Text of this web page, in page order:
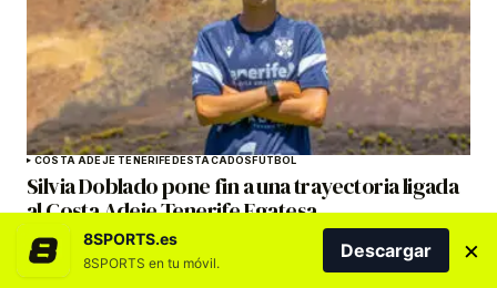
COSTA ADEJE TENERIFEDESTACADOSFÚTBOL
Silvia Doblado pone fin a una trayectoria ligada
al Costa Adeje Tenerife Egatesa
8SPORTS.es
8SPORTS en tu móvil.
Descargar ×